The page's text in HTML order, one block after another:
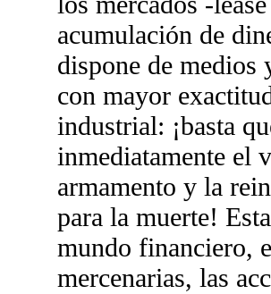
acumulación de
dispone de
con mayor
industrial: ¡basta
inmediatamente el
armamento y la
para la muerte!
mundo financiero,
mercenarias, las